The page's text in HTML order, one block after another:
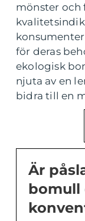
mönster och
för deras
ekologisk
njuta av en
bidra till en
Är
bomull